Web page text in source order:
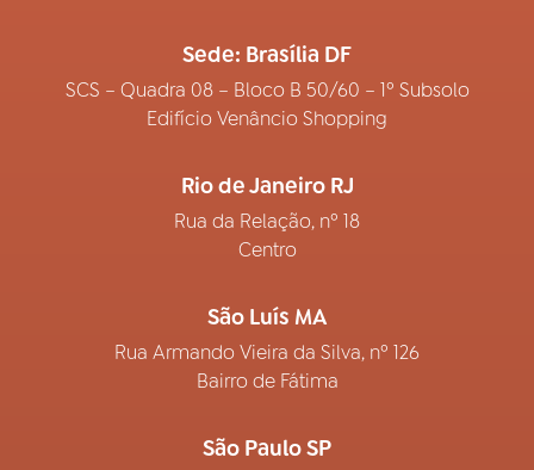
Sede: Brasília DF
SCS – Quadra 08 – Bloco B 50/60 – 1º Subsolo
Edifício Venâncio Shopping
Rio de Janeiro RJ
Rua da Relação, nº 18
Centro
São Luís MA
Rua Armando Vieira da Silva, nº 126
Bairro de Fátima
São Paulo SP